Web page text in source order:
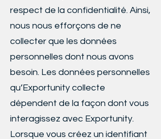
respect de la confidentialité. Ainsi,
nous nous efforçons de ne
collecter que les données
personnelles dont nous avons
besoin. Les données personnelles
qu’Exportunity collecte
dépendent de la façon dont vous
interagissez avec Exportunity.
Lorsque vous créez un identifiant